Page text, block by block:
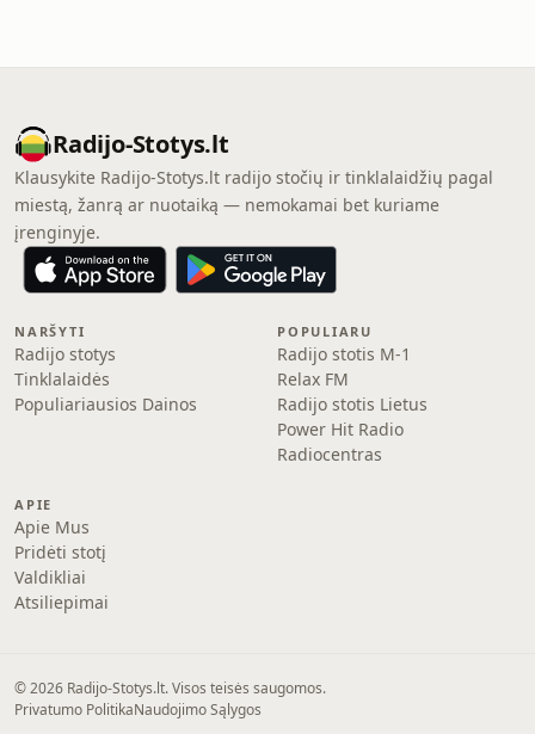
Radijo-Stotys.lt
Klausykite Radijo-Stotys.lt radijo stočių ir tinklalaidžių pagal
miestą, žanrą ar nuotaiką — nemokamai bet kuriame
įrenginyje.
NARŠYTI
Radijo stotys
Tinklalaidės
Populiariausios Dainos
POPULIARU
Radijo stotis M-1
Relax FM
Radijo stotis Lietus
Power Hit Radio
Radiocentras
APIE
Apie Mus
Pridėti stotį
Valdikliai
Atsiliepimai
© 2026 Radijo-Stotys.lt. Visos teisės saugomos.
Privatumo PolitikaNaudojimo Sąlygos